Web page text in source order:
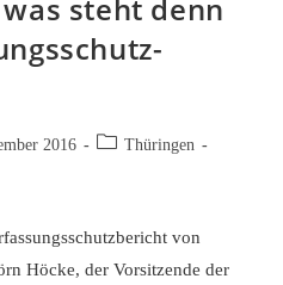
steht denn
2016
Beitrags-
Thüringen
von
Höcke, der Vorsitzende der